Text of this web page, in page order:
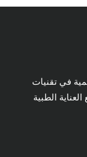
في تقنيات
الطبية